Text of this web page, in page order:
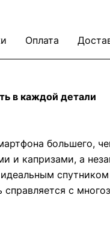
Оплата
в каждой детали
большего,
и капризами, а
с